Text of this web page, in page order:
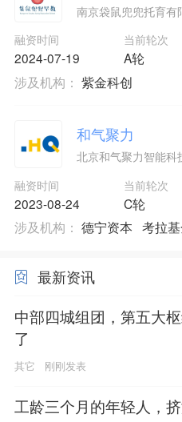
南京袋鼠兜兜托育有
融资时间
2024-07-19
当前轮次
A轮
涉及机构： 紫金科创
和气聚力
北京和气聚力智能科
融资时间
2023-08-24
当前轮次
C轮
涉及机构： 德宁资本 考拉
最新资讯
中部四城组团，第五大
了
其它 刚刚发表
工龄三个月的年轻人，